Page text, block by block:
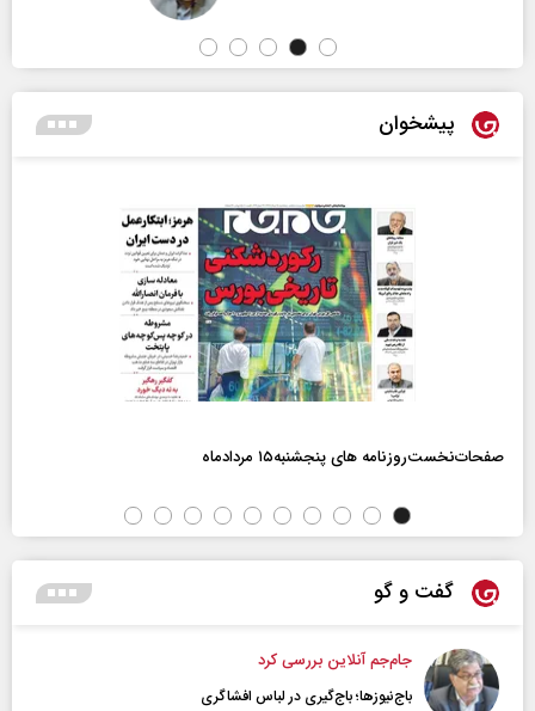
پیشخوان
صفحات‌نخست‌روزنامه ها‌ی پنجشنبه‌۱۵ مردادماه
گفت و گو
جام‌جم آنلاین بررسی کرد
باج‌نیوزها؛ باج‌گیری در لباس افشاگری